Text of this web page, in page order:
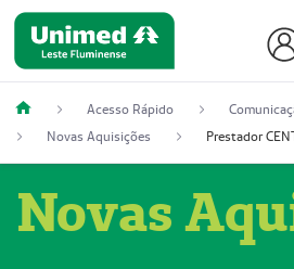
Acesso Rápido
Novas Aquisições
Novas